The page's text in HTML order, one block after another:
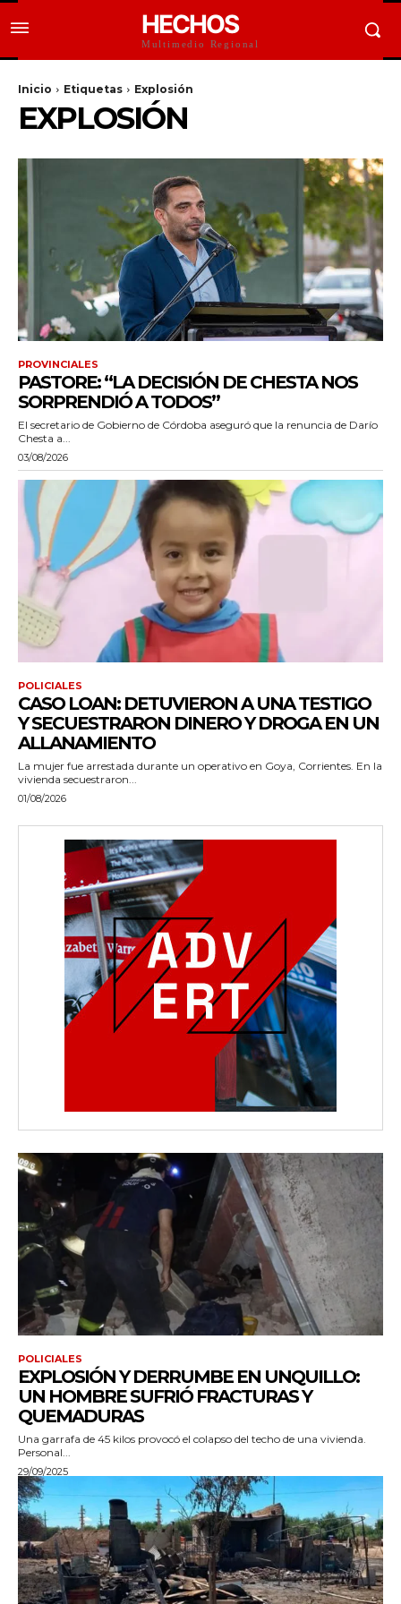
HECHOS
Multimedio Regional
Inicio Etiquetas Explosión
EXPLOSIÓN
PROVINCIALES
PASTORE: “LA DECISIÓN DE CHESTA NOS
SORPRENDIÓ A TODOS”
El secretario de Gobierno de Córdoba aseguró que la renuncia de Darío
Chesta a...
03/08/2026
POLICIALES
CASO LOAN: DETUVIERON A UNA TESTIGO
Y SECUESTRARON DINERO Y DROGA EN UN
ALLANAMIENTO
La mujer fue arrestada durante un operativo en Goya, Corrientes. En la
vivienda secuestraron...
01/08/2026
POLICIALES
EXPLOSIÓN Y DERRUMBE EN UNQUILLO:
UN HOMBRE SUFRIÓ FRACTURAS Y
QUEMADURAS
Una garrafa de 45 kilos provocó el colapso del techo de una vivienda.
Personal...
29/09/2025